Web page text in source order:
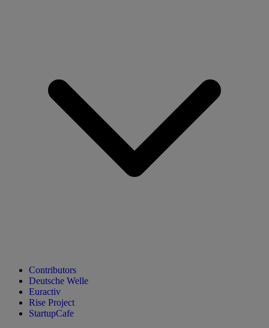
Contributors
Deutsche Welle
Euractiv
Rise Project
StartupCafe